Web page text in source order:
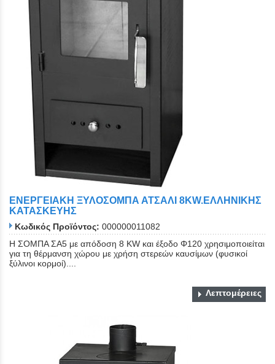
ΕΝΕΡΓΕΙΑΚΗ ΞΥΛΟΣΟΜΠΑ ΑΤΣΑΛΙ 8KW.ΕΛΛΗΝΙΚΗΣ
ΚΑΤΑΣΚΕΥΗΣ
Κωδικός Προϊόντος: 000000011082
Η ΣΟΜΠΑ ΣΑ5 με απόδοση 8 KW και έξοδο Φ120 χρησιμοποιείται
για τη θέρμανση χώρου με χρήση στερεών καυσίμων (φυσικοί
ξύλινοι κορμοί)....
Λεπτομέρειες